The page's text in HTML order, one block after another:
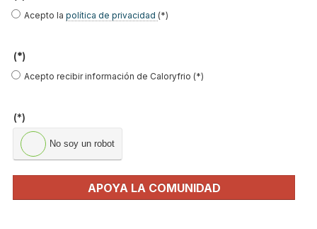
Acepto lapolítica de privacidad
No soy un robot
Enviar
LO MÁS VISTO
Acepto la política de privacidad (*)
(*)
Acepto recibir información de Caloryfrio (*)
(*)
No soy un robot
APOYA LA COMUNIDAD